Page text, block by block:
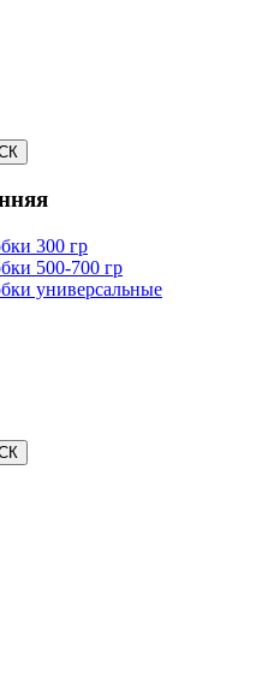
300 гр
500-700 гр
универсальные